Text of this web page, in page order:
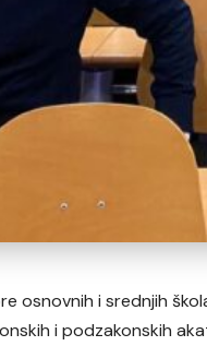
osnovnih i srednjih
i podzakonskih